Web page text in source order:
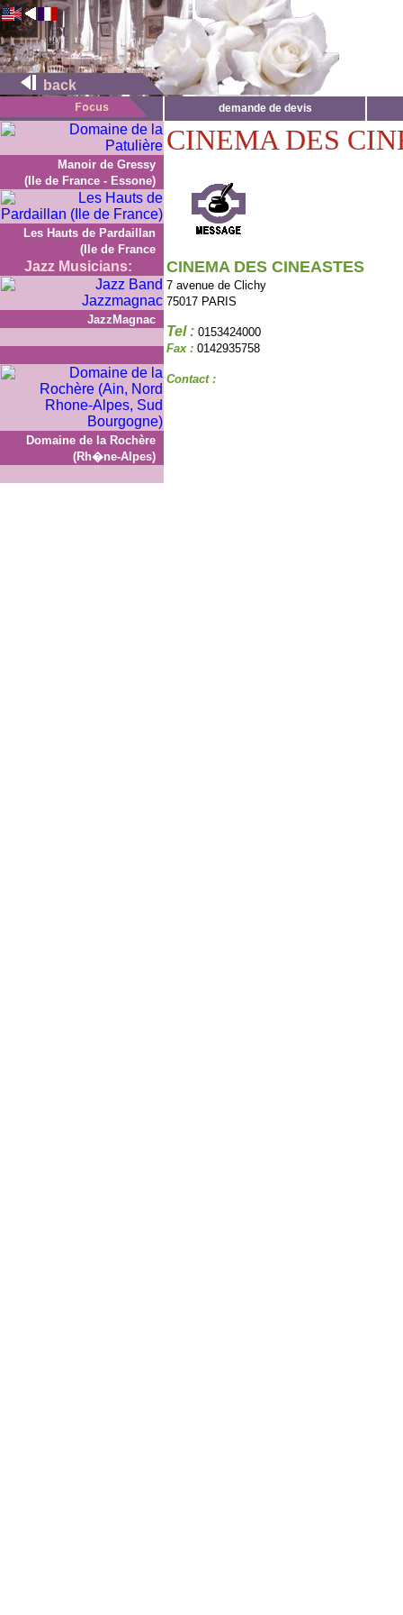
back
demande de devis
Manoir de Gressy
(Ile de France - Essone)
Les Hauts de Pardaillan
(Ile de France
Jazz Musicians:
JazzMagnac
Domaine de la Rochère
(Rh�ne-Alpes)
CINEMA DES
CINEMA DES CINEASTES
7 avenue de Clichy
75017 PARIS
Tel : 0153424000
Fax : 0142935758
Contact :